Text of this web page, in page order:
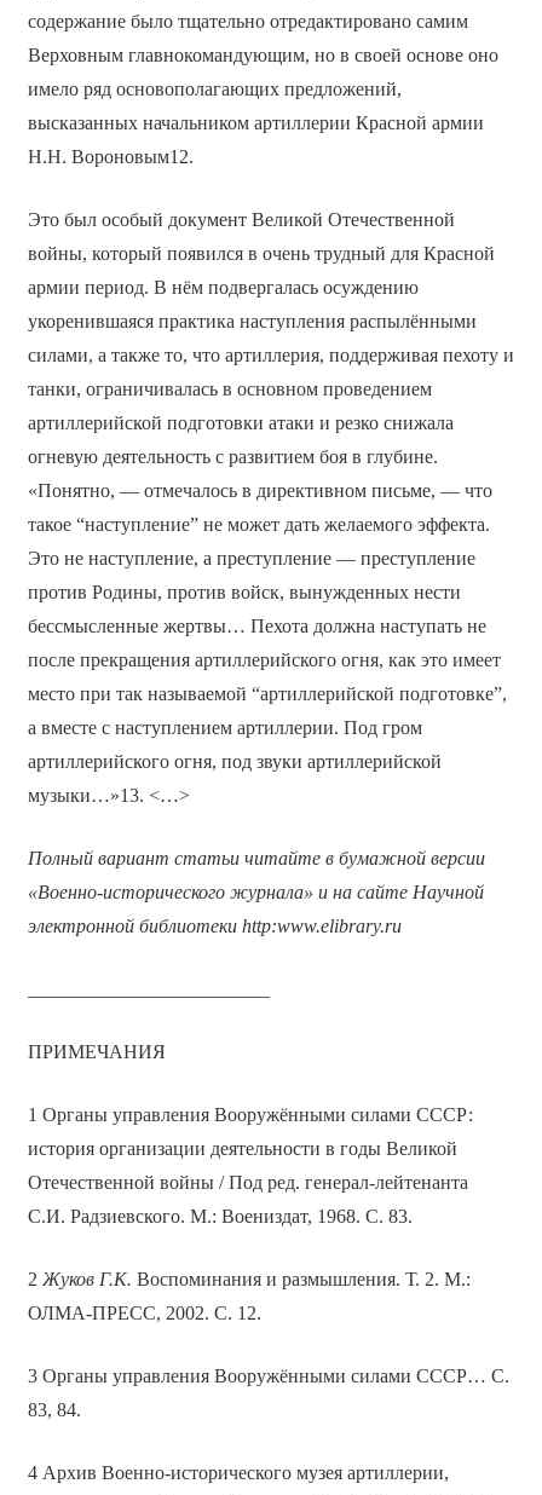
содержание было тщательно отредактировано самим
Верховным главнокомандующим, но в своей основе оно
имело ряд основополагающих предложений,
высказанных начальником артиллерии Красной армии
Н.Н. Вороновым12.
Это был особый документ Великой Отечественной
войны, который появился в очень трудный для Красной
армии период. В нём подвергалась осуждению
укоренившаяся практика наступления распылёнными
силами, а также то, что артиллерия, поддерживая пехоту и
танки, ограничивалась в основном проведением
артиллерийской подготовки атаки и резко снижала
огневую деятельность с развитием боя в глубине.
«Понятно, — отмечалось в директивном письме, — что
такое “наступление” не может дать желаемого эффекта.
Это не наступление, а преступление — преступление
против Родины, против войск, вынужденных нести
бессмысленные жертвы… Пехота должна наступать не
после прекращения артиллерийского огня, как это имеет
место при так называемой “артиллерийской подготовке”,
а вместе с наступлением артиллерии. Под гром
артиллерийского огня, под звуки артиллерийской
музыки…»13. <…>
Полный вариант статьи читайте в бумажной версии
«Военно-исторического журнала» и на сайте Научной
электронной библиотеки http:www.elibrary.ru
ПРИМЕЧАНИЯ
1 Органы управления Вооружёнными силами СССР:
история организации деятельности в годы Великой
Отечественной войны / Под ред. генерал-лейтенанта
С.И. Радзиевского. М.: Воениздат, 1968. С. 83.
2 Жуков Г.К. Воспоминания и размышления. Т. 2. М.:
ОЛМА-ПРЕСС, 2002. С. 12.
3 Органы управления Вооружёнными силами СССР… С.
83, 84.
4 Архив Военно-исторического музея артиллерии,